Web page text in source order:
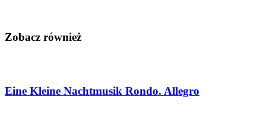
Zobacz również
Eine Kleine Nachtmusik Rondo. Allegro